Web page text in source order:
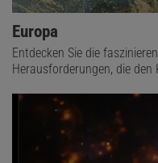
Europa
Entdecken Sie die
Herausforderungen, die